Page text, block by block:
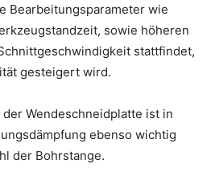
Bearbeitungsparameter wie
sowie höheren
stattfindet,
gesteigert wird.
Wendeschneidplatte ist in
ebenso wichtig
der Bohrstange.